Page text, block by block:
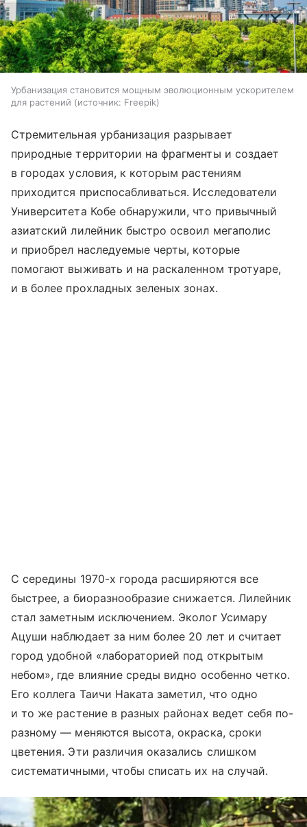
Урбанизация становится мощным эволюционным ускорителем
для растений
источник: Freepik
Стремительная урбанизация разрывает
природные территории на фрагменты и создает
в городах условия, к которым растениям
приходится приспосабливаться. Исследователи
Университета Кобе обнаружили, что привычный
азиатский лилейник быстро освоил мегаполис
и приобрел наследуемые черты, которые
помогают выживать и на раскаленном тротуаре,
и в более прохладных зеленых зонах.
С середины 1970-х города расширяются все
быстрее, а биоразнообразие снижается. Лилейник
стал заметным исключением. Эколог Усимару
Ацуши наблюдает за ним более 20 лет и считает
город удобной «лабораторией под открытым
небом», где влияние среды видно особенно четко.
Его коллега Таичи Наката заметил, что одно
и то же растение в разных районах ведет себя по-
разному — меняются высота, окраска, сроки
цветения. Эти различия оказались слишком
систематичными, чтобы списать их на случай.